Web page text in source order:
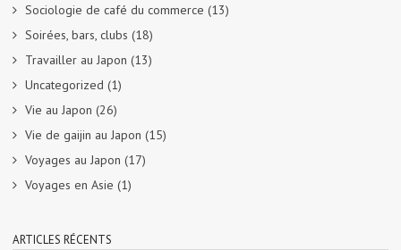
Sociologie de café du commerce (13)
Soirées, bars, clubs (18)
Travailler au Japon (13)
Uncategorized (1)
Vie au Japon (26)
Vie de gaijin au Japon (15)
Voyages au Japon (17)
Voyages en Asie (1)
ARTICLES RÉCENTS